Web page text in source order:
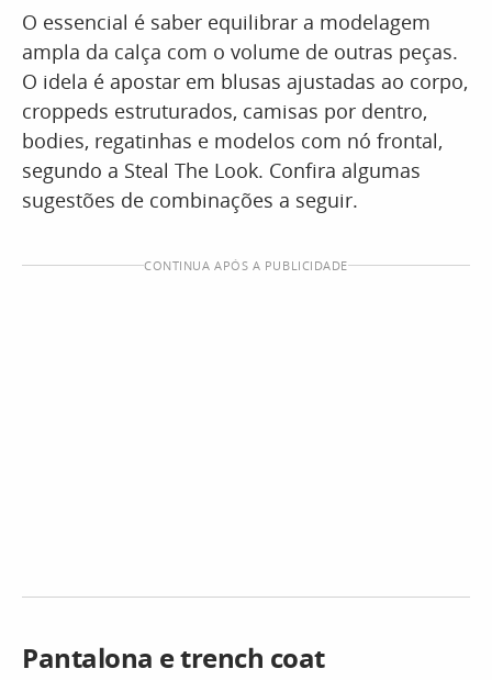
O essencial é saber equilibrar a modelagem
ampla da calça com o volume de outras peças.
O idela é apostar em blusas ajustadas ao corpo,
croppeds estruturados, camisas por dentro,
bodies, regatinhas e modelos com nó frontal,
segundo a Steal The Look. Confira algumas
sugestões de combinações a seguir.
CONTINUA APÓS A PUBLICIDADE
Pantalona e trench coat